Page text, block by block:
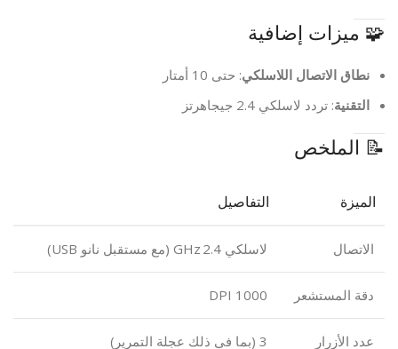
🧩 ميزات إضافية
نطاق الاتصال اللاسلكي: حتى 10 أمتار
التقنية: تردد لاسلكي 2.4 جيجاهرتز
📝 الملخص
الميزة التفاصيل
الاتصال لاسلكي 2.4 GHz (مع مستقبل نانو USB)
دقة المستشعر 1000 DPI
عدد الأزرار 3 (بما في ذلك عجلة التمرير)